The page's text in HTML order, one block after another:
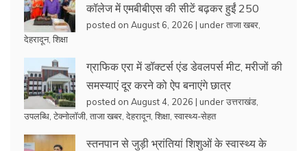
कॉलेज में एमबीबीएस की सीटें बढ़कर हुईं 250
posted on August 6, 2026 | underताजा खबर
देहरादून, शिक्षा
ग्राफिक एरा में डॉक्टर्स एंड डेवलपर्स मीट, मरीजों की
समस्याएं दूर करने को ऐप बनाएंगे छात्र
posted on August 4, 2026 | underउत्तराखंड
उपलब्धि टेक्नोलॉजी ताजा खबर देहरादून, शिक्षा स्वास्थ्य-सेहत
स्तनपान से जुड़ी भ्रांतियां शिशुओं के स्वास्थ्य के